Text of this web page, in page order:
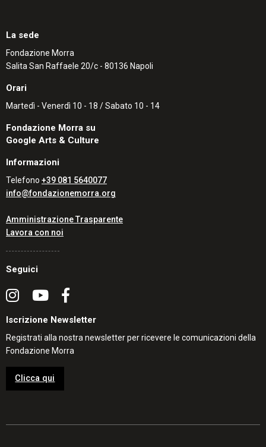
La sede
Fondazione Morra
Salita San Raffaele 20/c - 80136 Napoli
Orari
Martedì - Venerdì 10 - 18 / Sabato 10 - 14
Fondazione Morra su
Google Arts & Culture
Informazioni
Telefono +39 081 5640077
info@fondazionemorra.org
Amministrazione Trasparente
Lavora con noi
Seguici
Iscrizione Newsletter
Registrati alla nostra newsletter per ricevere le comunicazioni della
Fondazione Morra
Clicca qui